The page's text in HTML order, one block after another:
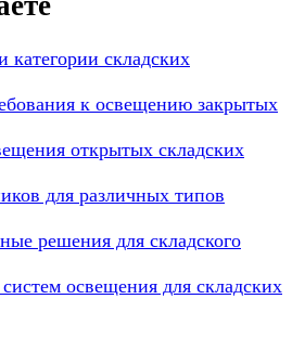
складских
к освещению закрытых
открытых складских
для различных типов
решения для складского
освещения для складских